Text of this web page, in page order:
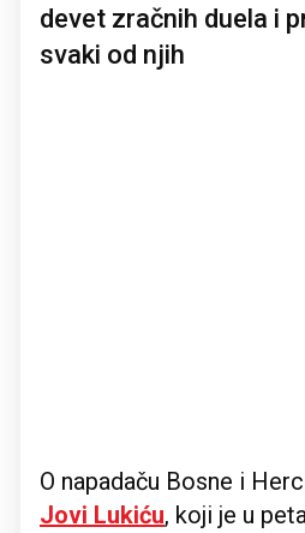
devet zračnih duela i
svaki od njih
O napadaču Bosne i
Jovi Lukiću, koji je u